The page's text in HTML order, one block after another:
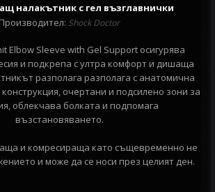
налакътник с гел възглавнички
Производител: Shock Doctor
Elbow Sleeve with Gel Support осигурява
и подкрепа с ултра комфорт и дишаща
разполага разполага с анатомична
очертани и подсилено зони за
облекчава болката и подпомага
възстановяването.
и комресираща като същевременно не
и може да се носи през целият ден.